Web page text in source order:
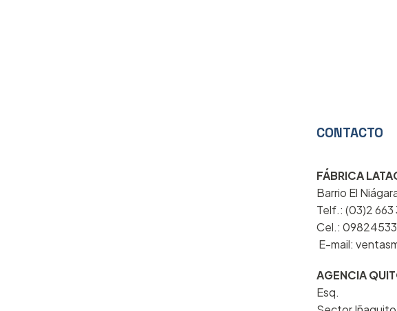
CONTACTO
FÁBRICA
Barrio El
Telf.: (03)2 663
Cel.:
E-mail:
AGENCIA
Esq.